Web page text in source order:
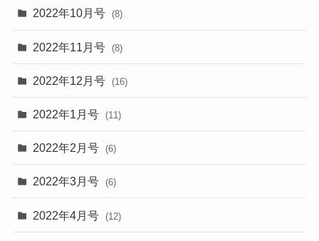
2022年10月号 (8)
2022年11月号 (8)
2022年12月号 (16)
2022年1月号 (11)
2022年2月号 (6)
2022年3月号 (6)
2022年4月号 (12)